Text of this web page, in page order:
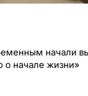
начали
о начале жизни»